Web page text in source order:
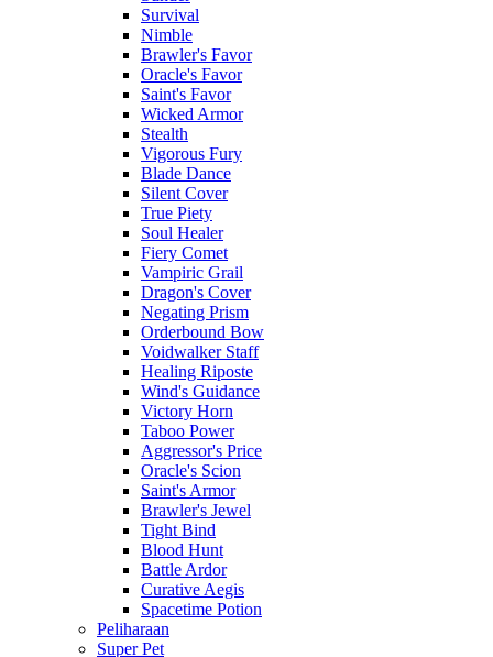
Survival
Nimble
Brawler's Favor
Oracle's Favor
Saint's Favor
Wicked Armor
Stealth
Vigorous Fury
Blade Dance
Silent Cover
True Piety
Soul Healer
Fiery Comet
Vampiric Grail
Dragon's Cover
Negating Prism
Orderbound Bow
Voidwalker Staff
Healing Riposte
Wind's Guidance
Victory Horn
Taboo Power
Aggressor's Price
Oracle's Scion
Saint's Armor
Brawler's Jewel
Tight Bind
Blood Hunt
Battle Ardor
Curative Aegis
Spacetime Potion
Peliharaan
Super Pet